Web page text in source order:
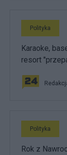
Polityka
Karaoke,
resort
Polityka
Rok z